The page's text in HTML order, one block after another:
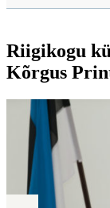
Riigikogu
Kõrgus